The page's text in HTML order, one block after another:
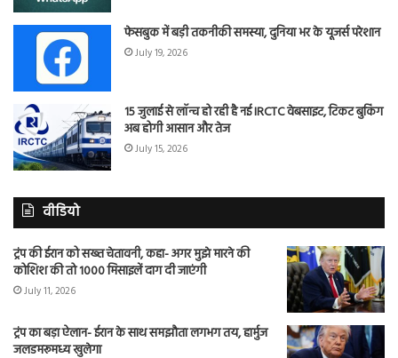
फेसबुक में बड़ी तकनीकी समस्या, दुनिया भर के यूजर्स परेशान
July 19, 2026
15 जुलाई से लॉन्च हो रही है नई IRCTC वेबसाइट, टिकट बुकिंग
अब होगी आसान और तेज
July 15, 2026
वीडियो
ट्रंप की ईरान को सख्त चेतावनी, कहा- अगर मुझे मारने की
कोशिश की तो 1000 मिसाइलें दाग दी जाएंगी
July 11, 2026
ट्रंप का बड़ा ऐलान- ईरान के साथ समझौता लगभग तय, हार्मुज
जलडमरूमध्य खुलेगा